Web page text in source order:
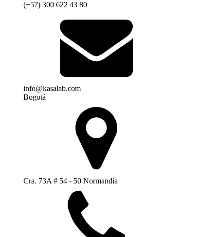
(+57) 300 622 43 80
info@kasalab.com
Bogotá
Cra. 73A # 54 - 50 Normandía